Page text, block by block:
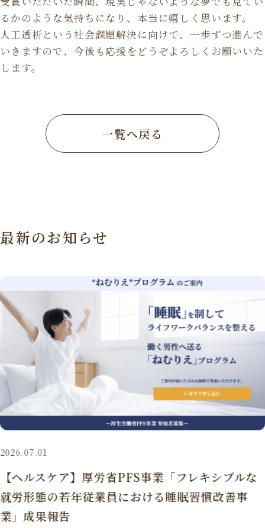
るかのような気持ちになり、本当に嬉しく思います。
人工透析という社会課題解決に向けて、一歩ずつ進んで
いきますので、今後も応援をどうぞよろしくお願いいた
します。
一覧へ戻る
最新のお知らせ
2026.07.01
【ヘルスケア】厚労省PFS事業「フレキシブルな
就労形態の若年従業員における睡眠習慣改善事
業」成果報告